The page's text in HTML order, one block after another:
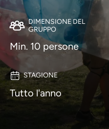
DIMENSIONE DEL
GRUPPO
Min. 10 persone
STAGIONE
Tutto l'anno